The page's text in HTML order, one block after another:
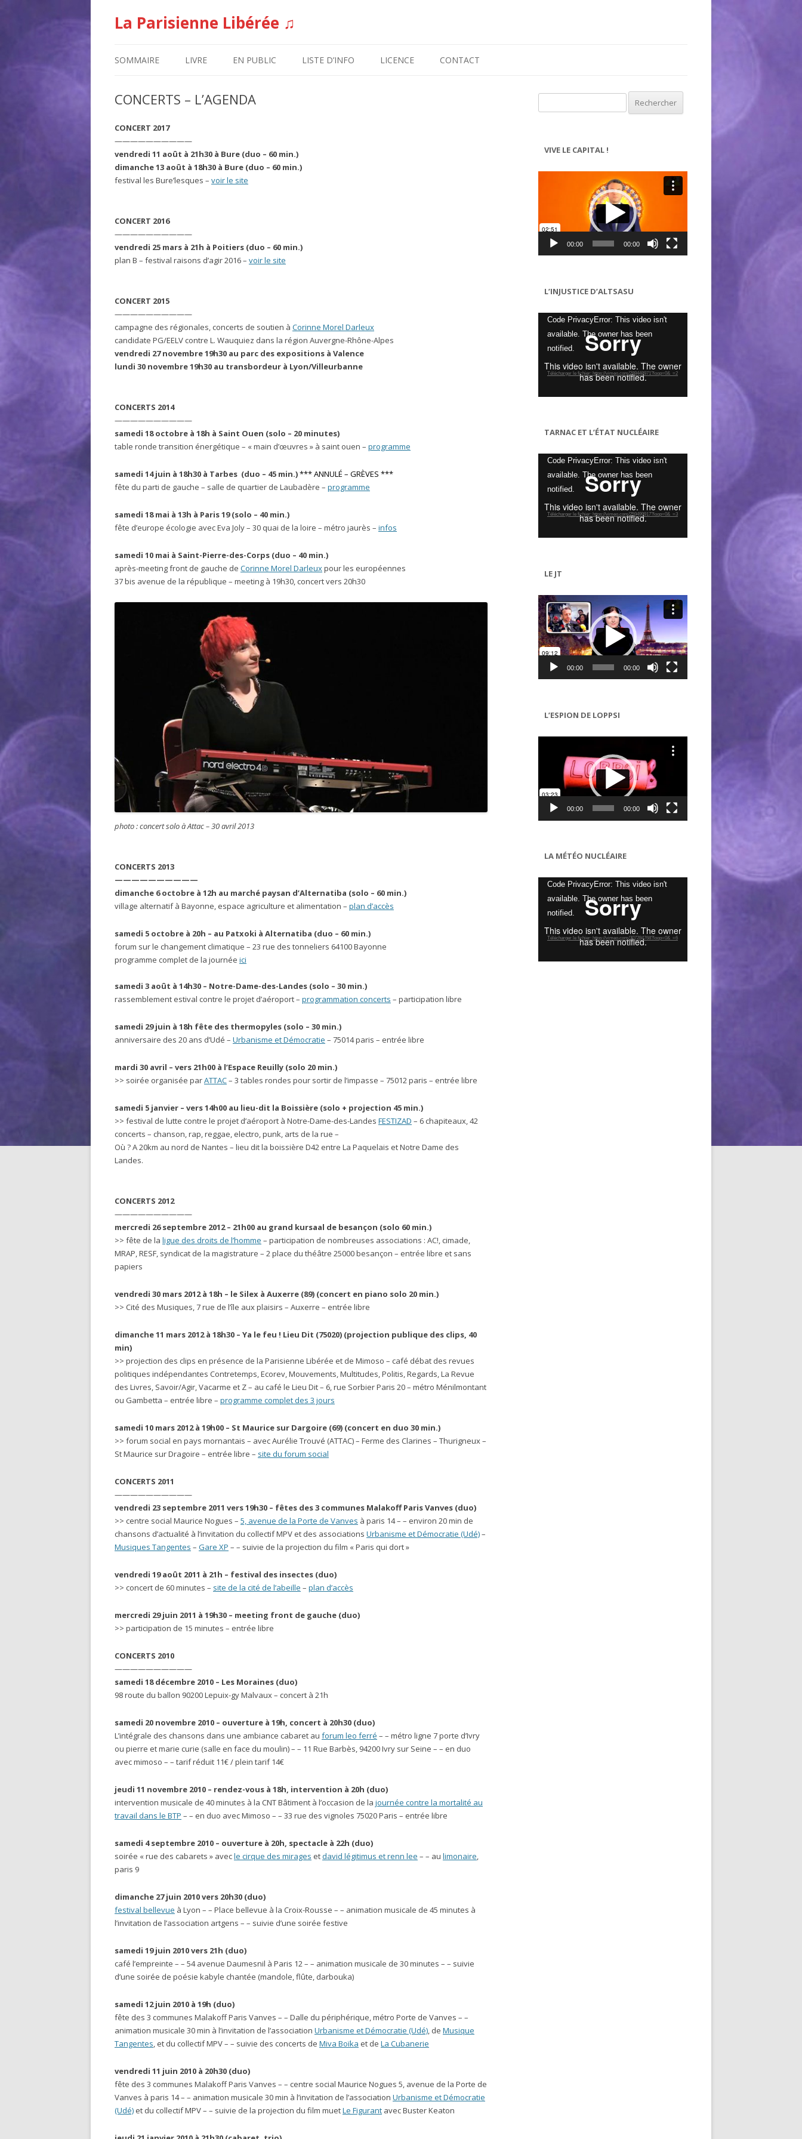
La Parisienne Libérée ♫
SOMMAIRE LIVRE EN PUBLIC LISTE D’INFO LICENCE CONTACT
CONCERTS – L’AGENDA
CONCERT 2017
——————————
vendredi 11 août à 21h30 à Bure (duo – 60 min.)
dimanche 13 août à 18h30 à Bure (duo – 60 min.)
festival les Bure’lesques – voir le site
CONCERT 2016
——————————
vendredi 25 mars à 21h à Poitiers (duo – 60 min.)
plan B – festival raisons d’agir 2016 – voir le site
CONCERT 2015
——————————
campagne des régionales, concerts de soutien à Corinne Morel Darleux
candidate PG/EELV contre L. Wauquiez dans la région Auvergne-Rhône-Alpes
vendredi 27 novembre 19h30 au parc des expositions à Valence
lundi 30 novembre 19h30 au transbordeur à Lyon/Villeurbanne
CONCERTS 2014
——————————
samedi 18 octobre à 18h à Saint Ouen (solo – 20 minutes)
table ronde transition énergétique – « main d’œuvres » à saint ouen – programme
samedi 14 juin à 18h30 à Tarbes (duo – 45 min.)*** ANNULÉ – GRÈVES ***
fête du parti de gauche – salle de quartier de Laubadère – programme
samedi 18 mai à 13h à Paris 19 (solo – 40 min.)
fête d’europe écologie avec Eva Joly – 30 quai de la loire – métro jaurès – infos
samedi 10 mai à Saint-Pierre-des-Corps (duo – 40 min.)
après-meeting front de gauche de Corinne Morel Darleuxpour les européennes
37 bis avenue de la république – meeting à 19h30, concert vers 20h30
photo : concert solo à Attac – 30 avril 2013
CONCERTS 2013
——————————
dimanche 6 octobre à 12h au marché paysan d’Alternatiba (solo – 60 min.)
village alternatif à Bayonne, espace agriculture et alimentation – plan d’accès
samedi 5 octobre à 20h – au Patxoki à Alternatiba (duo – 60 min.)
forum sur le changement climatique – 23 rue des tonneliers 64100 Bayonne
programme complet de la journée ici
samedi 3 août à 14h30 – Notre-Dame-des-Landes (solo – 30 min.)
rassemblement estival contre le projet d’aéroport – programmation concerts – participation libre
samedi 29 juin à 18h fête des thermopyles (solo – 30 min.)
anniversaire des 20 ans d’Udé – Urbanisme et Démocratie – 75014 paris – entrée libre
mardi 30 avril – vers 21h00 à l’Espace Reuilly (solo 20 min.)
>> soirée organisée parATTAC– 3 tables rondes pour sortir de l’impasse – 75012 paris – entrée libre
samedi 5 janvier – vers 14h00 au lieu-dit la Boissière (solo + projection 45 min.)
>> festival de lutte contre le projet d’aéroport à Notre-Dame-des-Landes FESTIZAD – 6 chapiteaux, 42
concerts – chanson, rap, reggae, electro, punk, arts de la rue –
Où ? A 20km au nord de Nantes – lieu dit la boissière D42 entre La Paquelais et Notre Dame des
Landes.
CONCERTS 2012
——————————
mercredi 26 septembre 2012 – 21h00 au grand kursaal de besançon (solo 60 min.)
>> fête de la ligue des droits de l’homme – participation de nombreuses associations : AC!, cimade,
MRAP, RESF, syndicat de la magistrature – 2 place du théâtre 25000 besançon – entrée libre et sans
papiers
vendredi 30 mars 2012 à 18h – le Silex à Auxerre (89) (concert en piano solo 20 min.)
>> Cité des Musiques, 7 rue de l’île aux plaisirs – Auxerre – entrée libre
dimanche 11 mars 2012 à 18h30 – Ya le feu ! Lieu Dit (75020) (projection publique des clips, 40
min)
>> projection des clips en présence de la Parisienne Libérée et de Mimoso – café débat des revues
politiques indépendantes Contretemps, Ecorev, Mouvements, Multitudes, Politis, Regards, La Revue
des Livres, Savoir/Agir, Vacarme et Z – au café le Lieu Dit – 6, rue Sorbier Paris 20 – métro Ménilmontant
ou Gambetta – entrée libre – programme complet des 3 jours
samedi 10 mars 2012 à 19h00 – St Maurice sur Dargoire (69) (concert en duo 30 min.)
>> forum social en pays mornantais – avec Aurélie Trouvé (ATTAC) – Ferme des Clarines – Thurigneux –
St Maurice sur Dragoire – entrée libre – site du forum social
CONCERTS 2011
——————————
vendredi 23 septembre 2011 vers 19h30 – fêtes des 3 communes Malakoff Paris Vanves (duo)
>> centre social Maurice Nogues – 5, avenue de la Porte de Vanves à paris 14 – – environ 20 min de
chansons d’actualité à l’invitation du collectif MPV et des associations Urbanisme et Démocratie (Udé)–
Musiques Tangentes – Gare XP – – suivie de la projection du film « Paris qui dort »
vendredi 19 août 2011 à 21h – festival des insectes (duo)
>> concert de 60 minutes – site de la cité de l’abeille – plan d’accès
mercredi 29 juin 2011 à 19h30 – meeting front de gauche (duo)
>> participation de 15 minutes – entrée libre
CONCERTS 2010
——————————
samedi 18 décembre 2010 – Les Moraines (duo)
98 route du ballon 90200 Lepuix-gy Malvaux – concert à 21h
samedi 20 novembre 2010 – ouverture à 19h, concert à 20h30 (duo)
L’intégrale des chansons dans une ambiance cabaret au forum leo ferré – – métro ligne 7 porte d’Ivry
ou pierre et marie curie (salle en face du moulin) – – 11 Rue Barbès, 94200 Ivry sur Seine – – en duo
avec mimoso – – tarif réduit 11€ / plein tarif 14€
jeudi 11 novembre 2010 – rendez-vous à 18h, intervention à 20h (duo)
intervention musicale de 40 minutes à la CNT Bâtiment à l’occasion de la journée contre la mortalité au
travail dans le BTP – – en duo avec Mimoso – – 33 rue des vignoles 75020 Paris – entrée libre
samedi 4 septembre 2010 – ouverture à 20h, spectacle à 22h (duo)
soirée « rue des cabarets » avecle cirque des mirages etdavid légitimus et renn lee – – au limonaire
paris 9
dimanche 27 juin 2010 vers 20h30 (duo)
festival bellevue à Lyon – – Place bellevue à la Croix-Rousse – – animation musicale de 45 minutes à
l’invitation de l’association artgens – – suivie d’une soirée festive
samedi 19 juin 2010 vers 21h (duo)
café l’empreinte – – 54 avenue Daumesnil à Paris 12 – – animation musicale de 30 minutes – – suivie
d’une soirée de poésie kabyle chantée (mandole, flûte, darbouka)
samedi 12 juin 2010 à 19h (duo)
fête des 3 communes Malakoff Paris Vanves – – Dalle du périphérique, métro Porte de Vanves – –
animation musicale 30 min à l’invitation de l’association Urbanisme et Démocratie (Udé) , de Musique
Tangentes , et du collectif MPV – – suivie des concerts de Miva Boïka et de La Cubanerie
vendredi 11 juin 2010 à 20h30 (duo)
fête des 3 communes Malakoff Paris Vanves – – centre social Maurice Nogues 5, avenue de la Porte de
Vanves à paris 14 – – animation musicale 30 min à l’invitation de l’association Urbanisme et Démocratie
(Udé) et du collectif MPV – – suivie de la projection du film muetLe Figurant avec Buster Keaton
VIVE LE CAPITAL !
Lecteur
00:00 00:00
L’INJUSTICE D’ALTSASU
Lecteur
vidéo
Code PrivacyError: This video isn't
available. The owner has been
notified.
Télécharger le fichier: https://vimeo.com/288448971?loop=0&_=2
TARNAC ET L’ÉTAT NUCLÉAIRE
Lecteur
vidéo
Code PrivacyError: This video isn't
available. The owner has been
notified.
Télécharger le fichier: https://vimeo.com/259499917?loop=0&_=3
LE JT
Lecteur
vidéo
00:00 00:00
L’ESPION DE LOPPSI
Lecteur
00:00 00:00
LA MÉTÉO NUCLÉAIRE
Lecteur
vidéo
Code PrivacyError: This video isn't
available. The owner has been
notified.
Télécharger le fichier: https://vimeo.com/307284768?loop=0&_=6